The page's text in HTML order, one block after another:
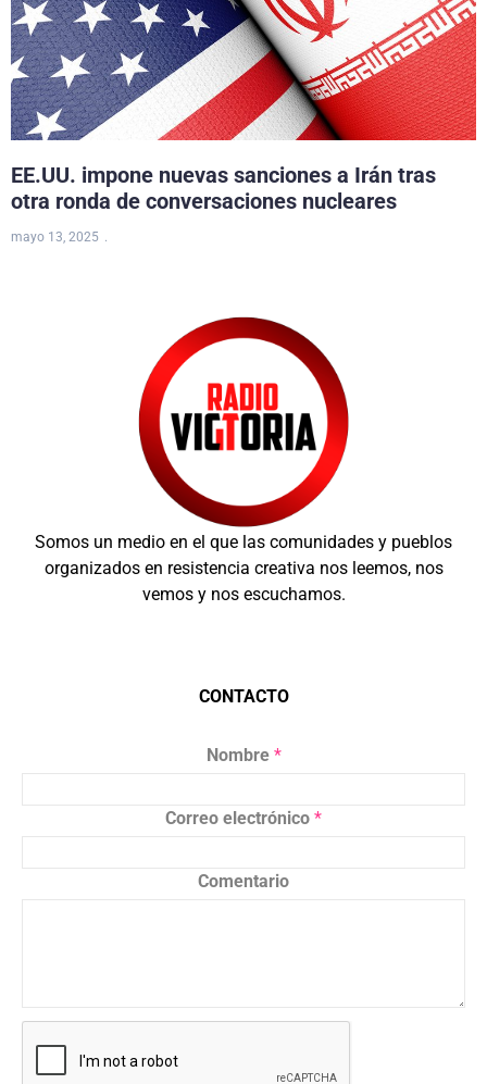
EE.UU. impone nuevas sanciones a Irán tras
otra ronda de conversaciones nucleares
mayo 13, 2025
Somos un medio en el que las comunidades y pueblos
organizados en resistencia creativa nos leemos, nos
vemos y nos escuchamos.
CONTACTO
Nombre *
Correo electrónico *
Comentario